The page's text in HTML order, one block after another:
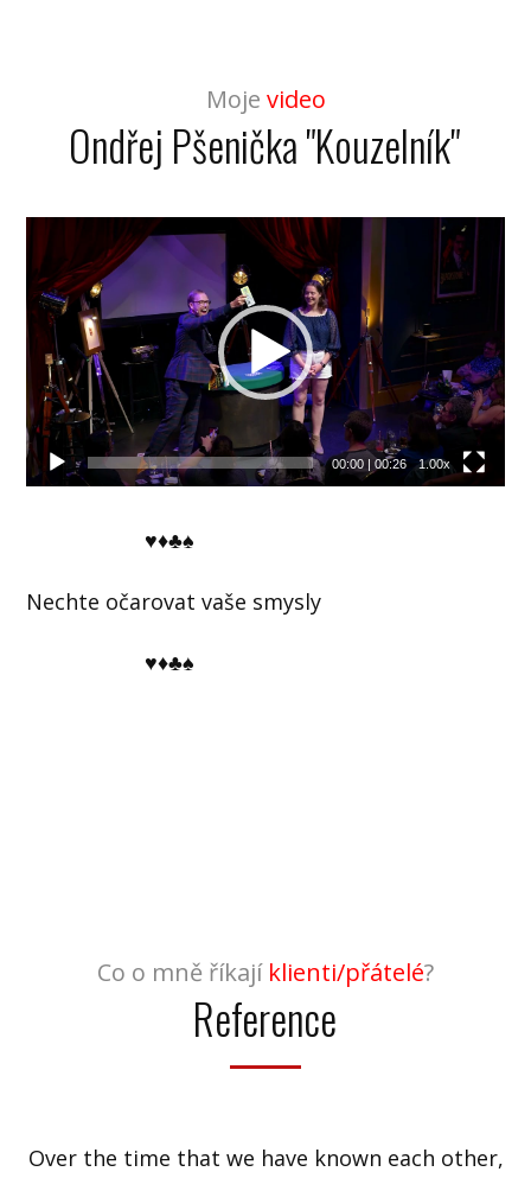
Moje video
Ondřej Pšenička "Kouzelník"
Video
přehrávač
00:00| 00:26 1.00x
♥♦♣♠
Nechte očarovat vaše smysly
♥♦♣♠
Co o mně říkají klienti/přátelé?
Reference
Over the time that we have known each other,